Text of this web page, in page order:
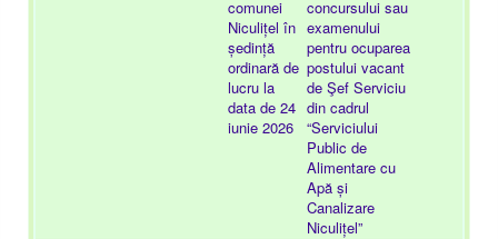
comunei
Niculițel în
ședință
ordinară de
lucru la
data de 24
iunie 2026
concursului sau
examenului
pentru ocuparea
postului vacant
de Şef Serviciu
din cadrul
“Serviciului
Public de
Alimentare cu
Apă și
Canalizare
Niculițel”